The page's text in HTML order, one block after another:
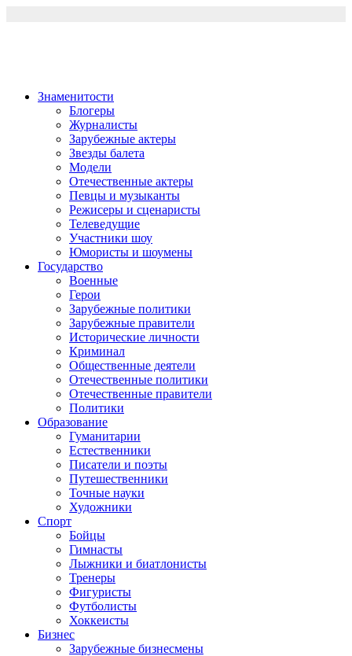
Знаменитости
Блогеры
Журналисты
Зарубежные актеры
Звезды балета
Модели
Отечественные актеры
Певцы и музыканты
Режисеры и сценаристы
Телеведущие
Участники шоу
Юмористы и шоумены
Государство
Военные
Герои
Зарубежные политики
Зарубежные правители
Исторические личности
Криминал
Общественные деятели
Отечественные политики
Отечественные правители
Политики
Образование
Гуманитарии
Естественники
Писатели и поэты
Путешественники
Точные науки
Художники
Спорт
Бойцы
Гимнасты
Лыжники и биатлонисты
Тренеры
Фигуристы
Футболисты
Хоккеисты
Бизнес
Зарубежные бизнесмены